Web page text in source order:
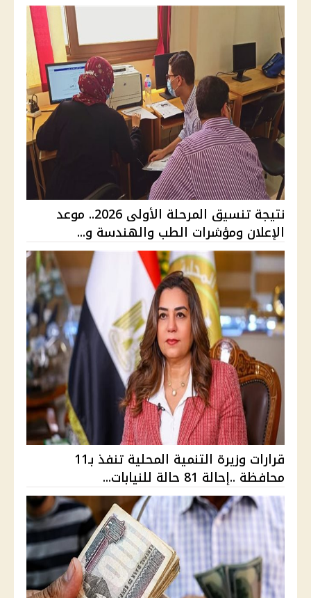
نتيجة تنسيق المرحلة الأولى 2026.. موعد
الإعلان ومؤشرات الطب والهندسة و...
قرارات وزيرة التنمية المحلية تنفذ بـ11
محافظة ..إحالة 81 حالة للنيابات...